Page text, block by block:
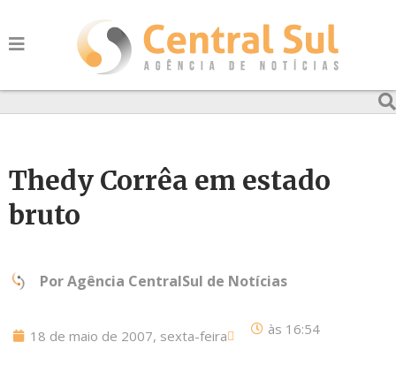
Thedy Corrêa em estado
bruto
PorAgência CentralSul de Notícias
18 de maio de 2007, sexta-feira às 16:54